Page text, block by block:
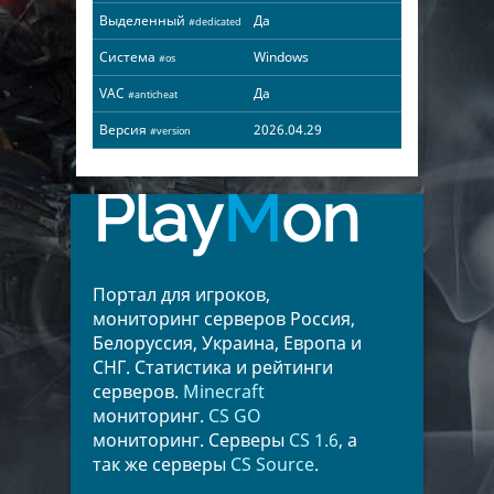
Выделенный #dedicated
Да
Система #os
Windows
VAC #anticheat
Да
Версия #version 2026.04.29
PlayMon
Портал для игроков,
мониторинг серверов Россия,
Белоруссия, Украина, Европа и
СНГ. Статистика и рейтинги
серверов. Minecraft
мониторинг. CS GO
мониторинг. Серверы CS 1.6, а
так же серверы CS Source.